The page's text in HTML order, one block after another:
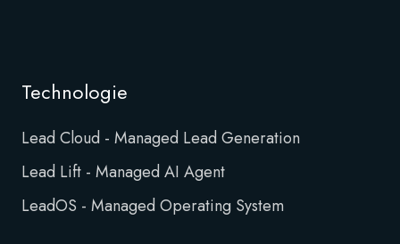
Technologie
Lead Cloud - Managed Lead Generation
Lead Lift - Managed AI Agent
LeadOS - Managed Operating System